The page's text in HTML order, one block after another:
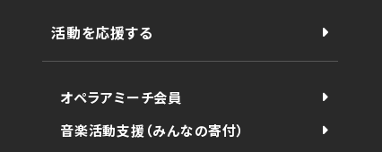
活動を応援する
オペラアミーチ会員
音楽活動支援（みんなの寄付）